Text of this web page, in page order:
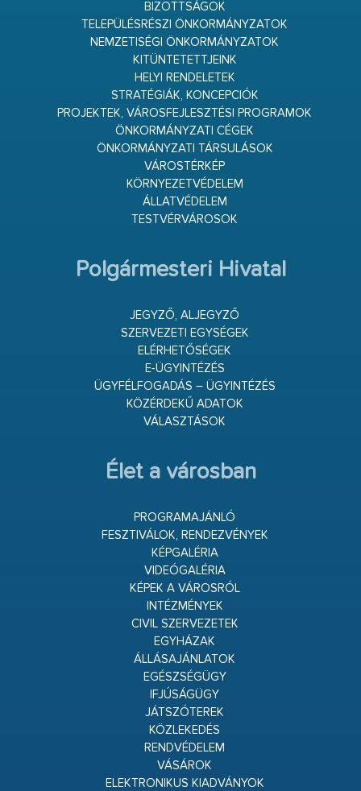
BIZOTTSÁGOK
TELEPÜLÉSRÉSZI ÖNKORMÁNYZATOK
NEMZETISÉGI ÖNKORMÁNYZATOK
KITÜNTETETTJEINK
HELYI RENDELETEK
STRATÉGIÁK, KONCEPCIÓK
PROJEKTEK, VÁROSFEJLESZTÉSI PROGRAMOK
ÖNKORMÁNYZATI CÉGEK
ÖNKORMÁNYZATI TÁRSULÁSOK
VÁROSTÉRKÉP
KÖRNYEZETVÉDELEM
ÁLLATVÉDELEM
TESTVÉRVÁROSOK
Polgármesteri Hivatal
JEGYZŐ, ALJEGYZŐ
SZERVEZETI EGYSÉGEK
ELÉRHETŐSÉGEK
E-ÜGYINTÉZÉS
ÜGYFÉLFOGADÁS – ÜGYINTÉZÉS
KÖZÉRDEKŰ ADATOK
VÁLASZTÁSOK
Élet a városban
PROGRAMAJÁNLÓ
FESZTIVÁLOK, RENDEZVÉNYEK
KÉPGALÉRIA
VIDEÓGALÉRIA
KÉPEK A VÁROSRÓL
INTÉZMÉNYEK
CIVIL SZERVEZETEK
EGYHÁZAK
ÁLLÁSAJÁNLATOK
EGÉSZSÉGÜGY
IFJÚSÁGÜGY
JÁTSZÓTEREK
KÖZLEKEDÉS
RENDVÉDELEM
VÁSÁROK
ELEKTRONIKUS KIADVÁNYOK